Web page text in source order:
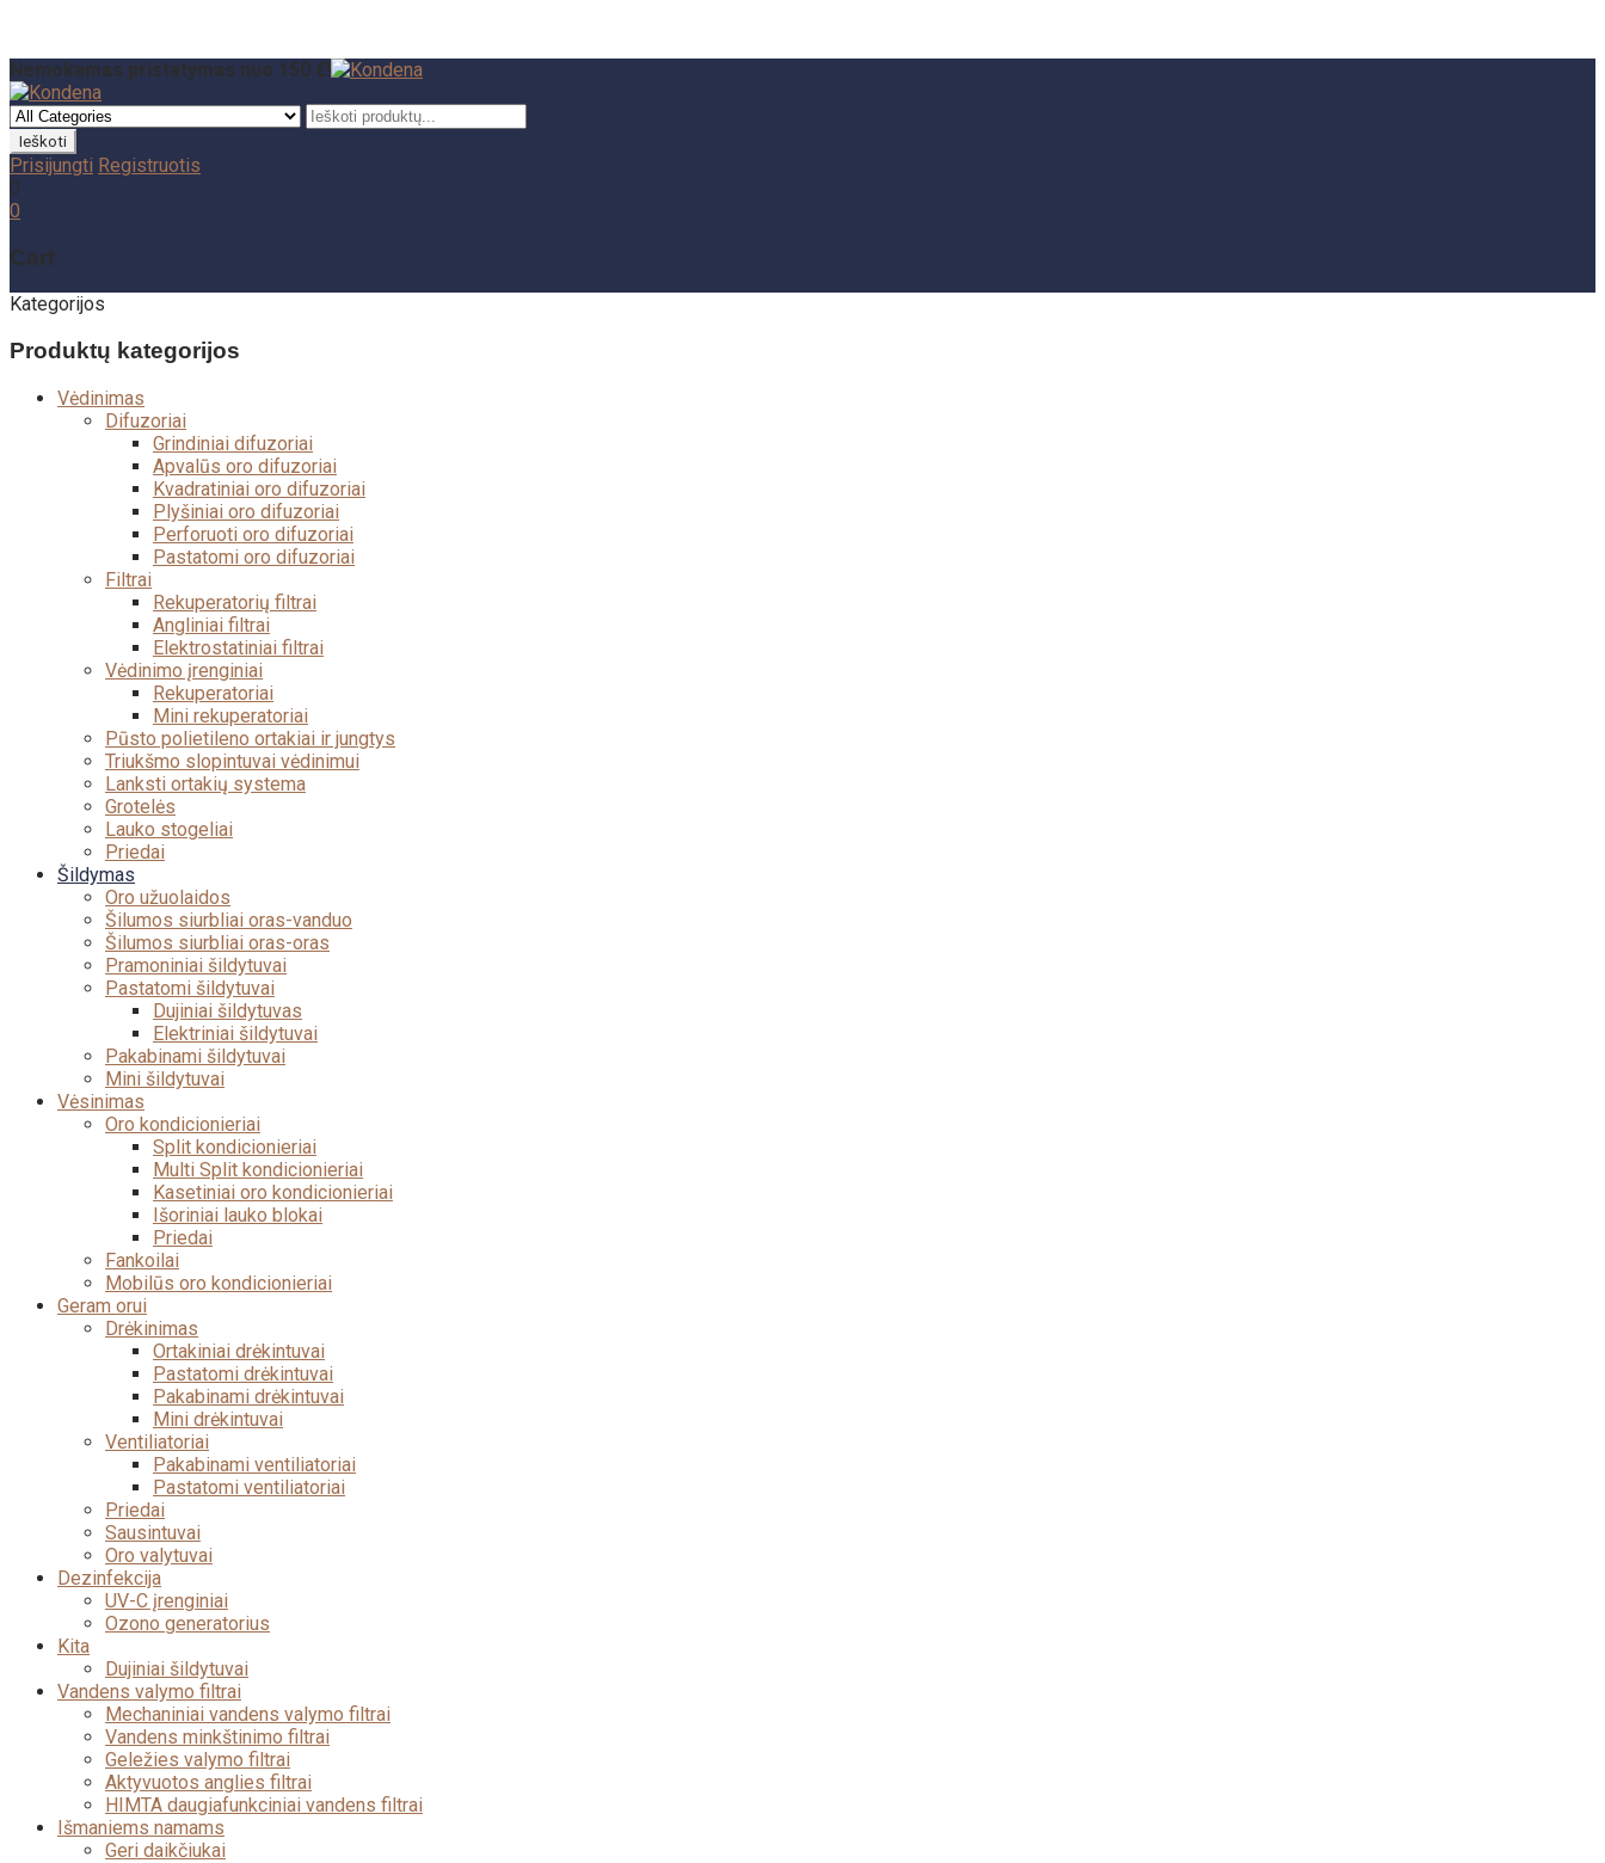
Nemokamas pristatymas nuo 150 €!
Prisijungti Registruotis
0
0
Cart
Kategorijos
Produktų kategorijos
Vėdinimas
Difuzoriai
Grindiniai difuzoriai
Apvalūs oro difuzoriai
Kvadratiniai oro difuzoriai
Plyšiniai oro difuzoriai
Perforuoti oro difuzoriai
Pastatomi oro difuzoriai
Filtrai
Rekuperatorių filtrai
Angliniai filtrai
Elektrostatiniai filtrai
Vėdinimo įrenginiai
Rekuperatoriai
Mini rekuperatoriai
Pūsto polietileno ortakiai ir jungtys
Triukšmo slopintuvai vėdinimui
Lanksti ortakių systema
Grotelės
Lauko stogeliai
Priedai
Šildymas
Oro užuolaidos
Šilumos siurbliai oras-vanduo
Šilumos siurbliai oras-oras
Pramoniniai šildytuvai
Pastatomi šildytuvai
Dujiniai šildytuvas
Elektriniai šildytuvai
Pakabinami šildytuvai
Mini šildytuvai
Vėsinimas
Oro kondicionieriai
Split kondicionieriai
Multi Split kondicionieriai
Kasetiniai oro kondicionieriai
Išoriniai lauko blokai
Priedai
Fankoilai
Mobilūs oro kondicionieriai
Geram orui
Drėkinimas
Ortakiniai drėkintuvai
Pastatomi drėkintuvai
Pakabinami drėkintuvai
Mini drėkintuvai
Ventiliatoriai
Pakabinami ventiliatoriai
Pastatomi ventiliatoriai
Priedai
Sausintuvai
Oro valytuvai
Dezinfekcija
UV-C įrenginiai
Ozono generatorius
Kita
Dujiniai šildytuvai
Vandens valymo filtrai
Mechaniniai vandens valymo filtrai
Vandens minkštinimo filtrai
Geležies valymo filtrai
Aktyvuotos anglies filtrai
HIMTA daugiafunkciniai vandens filtrai
Išmaniems namams
Geri daikčiukai